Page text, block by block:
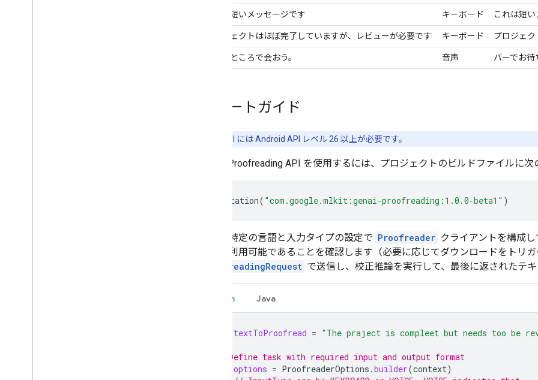
これは短いメッセージです キーボード これは短
プロジェクトはほぼ完了していますが、レビューが必要です キーボード プロジェ
クマのところで会おう。 音声 バーでお待
スタートガイド
この API には Android API レベル 26 以上が必要です。
GenAI Proofreading API を使用するには、プロジェクトのビルドファイルに次
implementation( "com.google.mlkit:genai-proofreading:1.0.0-beta1" )
次に、特定の言語と入力タイプの設定で Proofreader クライアントを構成
機能が利用可能であることを確認します（必要に応じてダウンロードをトリ
ProofreadingRequest で送信し、校正推論を実行して、最後に返されたテキ
Kotlin Java
textToProofread = "The praject is compleet but needs too be
// Define task with required input and output format
options = ProofreaderOptions .builder(context)